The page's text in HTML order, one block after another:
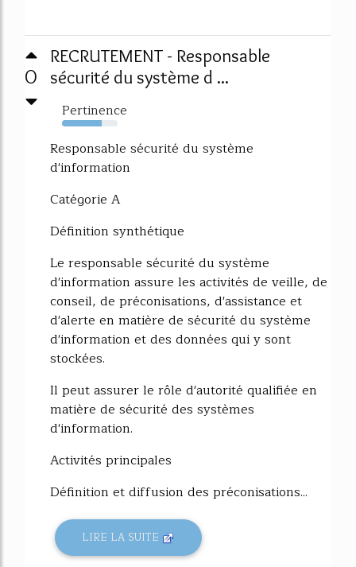
0
RECRUTEMENT - Responsable
sécurité du système d ...
Pertinence
72%
Responsable sécurité du système
d'information
Catégorie A
Définition synthétique
Le responsable sécurité du système
d'information assure les activités de veille, de
conseil, de préconisations, d'assistance et
d'alerte en matière de sécurité du système
d'information et des données qui y sont
stockées.
Il peut assurer le rôle d'autorité qualifiée en
matière de sécurité des systèmes
d'information.
Activités principales
Définition et diffusion des préconisations...
LIRE LA SUITE